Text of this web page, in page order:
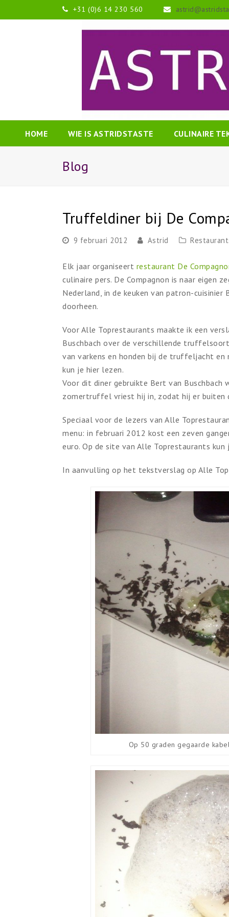
+31 (0)6 14 230 560
HOME WIE IS ASTRIDSTASTE CULINAIRE
Blog
Truffeldiner bij De
9 februari 2012 Astrid
Elk jaar organiseert restaurant De
culinaire pers. De Compagnon is naar
Nederland, in de keuken van patron-
doorheen.
Voor Alle Toprestaurants maakte ik een
Buschbach over de verschillende
van varkens en honden bij de truffeljacht
kun je hier lezen.
Voor dit diner gebruikte Bert van
zomertruffel vriest hij in, zodat hij er buiten
Speciaal voor de lezers van Alle
menu: in februari 2012 kost een zeven
euro. Op de site van Alle Toprestaurants
In aanvulling op het tekstverslag op Alle
Op 50 graden gegaarde